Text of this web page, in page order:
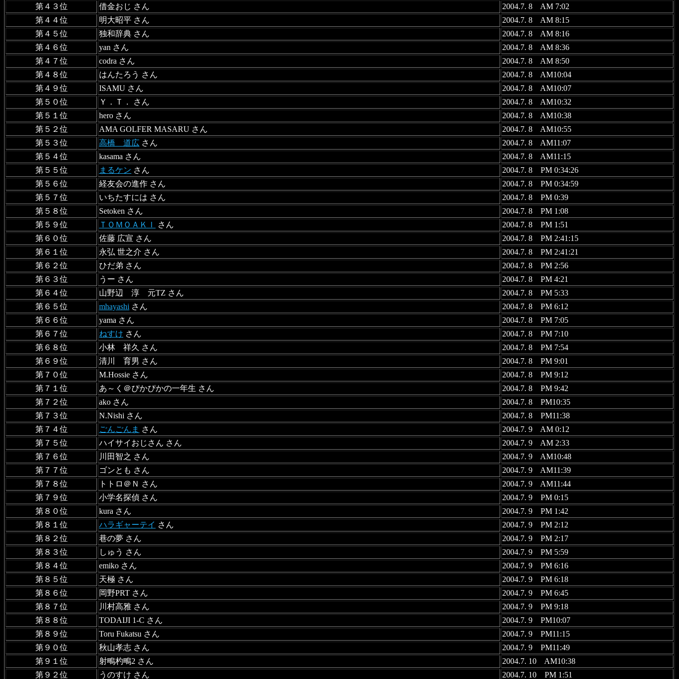
第４３位
借金おじ さん
2004.7. 8 AM 7:02
第４４位
明大昭平 さん
2004.7. 8 AM 8:15
第４５位
独和辞典 さん
2004.7. 8 AM 8:16
第４６位
yan さん
2004.7. 8 AM 8:36
第４７位
codra さん
2004.7. 8 AM 8:50
第４８位
はんたろう さん
2004.7. 8 AM10:04
第４９位
ISAMU さん
2004.7. 8 AM10:07
第５０位
Ｙ．Ｔ． さん
2004.7. 8 AM10:32
第５１位
hero さん
2004.7. 8 AM10:38
第５２位
AMA GOLFER MASARU さん
2004.7. 8 AM10:55
第５３位
高橋 道広 さん
2004.7. 8 AM11:07
第５４位
kasama さん
2004.7. 8 AM11:15
第５５位
まるケン さん
2004.7. 8 PM 0:34:26
第５６位
経友会の進作 さん
2004.7. 8 PM 0:34:59
第５７位
いちたすには さん
2004.7. 8 PM 0:39
第５８位
Setoken さん
2004.7. 8 PM 1:08
第５９位
ＴＯＭＯＡＫＩ さん
2004.7. 8 PM 1:51
第６０位
佐藤 広宣 さん
2004.7. 8 PM 2:41:15
第６１位
永弘 世之介 さん
2004.7. 8 PM 2:41:21
第６２位
ひだ弟 さん
2004.7. 8 PM 2:56
第６３位
うー さん
2004.7. 8 PM 4:21
第６４位
山野辺 淳 元TZ さん
2004.7. 8 PM 5:33
第６５位
mhayashi さん
2004.7. 8 PM 6:12
第６６位
yama さん
2004.7. 8 PM 7:05
第６７位
ねすけ さん
2004.7. 8 PM 7:10
第６８位
小林 祥久 さん
2004.7. 8 PM 7:54
第６９位
清川 育男 さん
2004.7. 8 PM 9:01
第７０位
M.Hossie さん
2004.7. 8 PM 9:12
第７１位
あ～く＠ぴかぴかの一年生 さん
2004.7. 8 PM 9:42
第７２位
ako さん
2004.7. 8 PM10:35
第７３位
N.Nishi さん
2004.7. 8 PM11:38
第７４位
ごんごんま さん
2004.7. 9 AM 0:12
第７５位
ハイサイおじさん さん
2004.7. 9 AM 2:33
第７６位
川田智之 さん
2004.7. 9 AM10:48
第７７位
ゴンとも さん
2004.7. 9 AM11:39
第７８位
トトロ＠Ｎ さん
2004.7. 9 AM11:44
第７９位
小学名探偵 さん
2004.7. 9 PM 0:15
第８０位
kura さん
2004.7. 9 PM 1:42
第８１位
ハラギャーテイ さん
2004.7. 9 PM 2:12
第８２位
巷の夢 さん
2004.7. 9 PM 2:17
第８３位
しゅう さん
2004.7. 9 PM 5:59
第８４位
emiko さん
2004.7. 9 PM 6:16
第８５位
天極 さん
2004.7. 9 PM 6:18
第８６位
岡野PRT さん
2004.7. 9 PM 6:45
第８７位
川村高雅 さん
2004.7. 9 PM 9:18
第８８位
TODAIJI 1-C さん
2004.7. 9 PM10:07
第８９位
Toru Fukatsu さん
2004.7. 9 PM11:15
第９０位
秋山孝志 さん
2004.7. 9 PM11:49
第９１位
射鴫杓鴫2 さん
2004.7. 10 AM10:38
第９２位
うのすけ さん 2004.7. 10 PM 1:51